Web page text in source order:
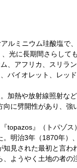
ミニウム珪酸塩で
光に長期間さらして
、アフリカ、スリラ
バイオレット、レッ
加熱や放射線照射な
に劈開性があり、強
topazos』（トパゾ
明治3年（1870年）
見された最初と言
ようやく土地の者の